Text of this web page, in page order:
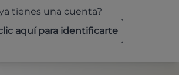
tienes una cuenta?
aquí para identificarte